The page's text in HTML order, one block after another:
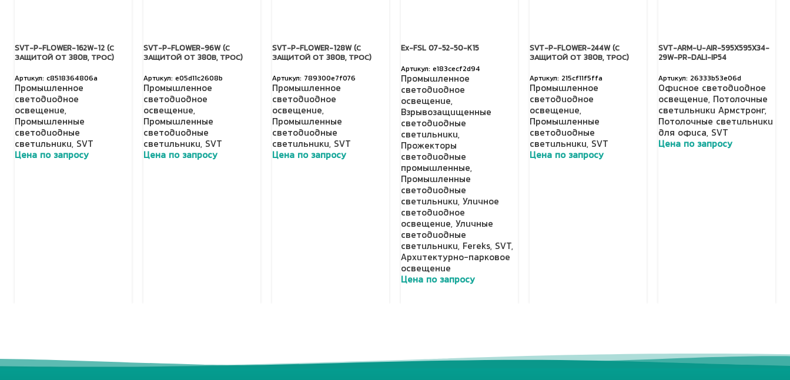
SVT-P-FLOWER-162W-12 (С
ЗАЩИТОЙ ОТ 380В, ТРОС)
c8518364806a
Промышленное
светодиодное
освещение,
Промышленные
светодиодные
светильники, SVT
Цена по запросу
SVT-P-FLOWER-96W (С
ЗАЩИТОЙ ОТ 380В, ТРОС)
e05d11c2608b
Промышленное
светодиодное
освещение,
Промышленные
светодиодные
светильники, SVT
Цена по запросу
SVT-P-FLOWER-128W (С
ЗАЩИТОЙ ОТ 380В, ТРОС)
789300e7f076
Промышленное
светодиодное
освещение,
Промышленные
светодиодные
светильники, SVT
Цена по запросу
Ex-FSL 07-52-50-K15
e183cecf2d94
Промышленное
светодиодное
освещение,
Взрывозащищенные
светодиодные
светильники,
Прожекторы
светодиодные
промышленные,
Промышленные
светодиодные
светильники, Уличное
светодиодное
освещение, Уличные
светодиодные
светильники, Fereks, SVT ,
Архитектурно-парковое
освещение
Цена по запросу
SVT-P-FLOWER-244W (С
ЗАЩИТОЙ ОТ 380В, ТРОС)
215cf11f5ffa
Промышленное
светодиодное
освещение,
Промышленные
светодиодные
светильники, SVT
Цена по запросу
SVT-ARM-U-AIR-595X595X34-
29W-PR-DALI-IP54
26333b53e06d
Офисное светодиодное
освещение, Потолочные
светильники Армстронг,
Потолочные светильники
для офиса, SVT
Цена по запросу